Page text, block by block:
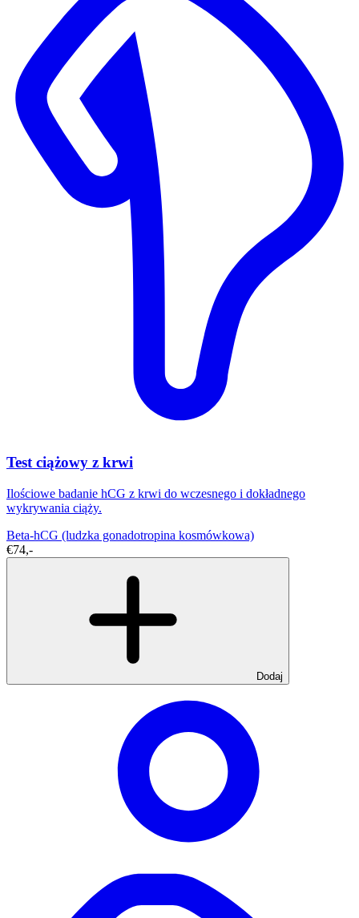
Test ciążowy z krwi
Ilościowe badanie hCG z krwi do wczesnego i dokładnego
wykrywania ciąży.
Beta-hCG (ludzka gonadotropina kosmówkowa)
€74,-
Dodaj